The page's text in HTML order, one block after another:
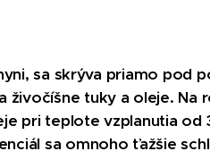
sa skrýva priamo pod
tuky a oleje. Na
pri teplote vzplanutia od
sa omnoho ťažšie